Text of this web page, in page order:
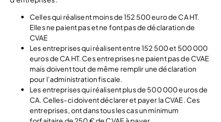
Celles qui réalisent moins de 152 500 euro de CA HT.
Elles ne paient pas et ne font pas de déclaration de
CVAE
Les entreprises qui réalisent entre 152 500 et 500 000
euros de CA HT. Ces entreprises ne paient pas de CVAE
mais doivent tout de même remplir une déclaration
pour l’administration fiscale.
Les entreprises qui réalisent plus de 500 000 euros de
CA. Celles-ci doivent déclarer et payer la CVAE. Ces
entreprises, ont dans tous les cas un minimum